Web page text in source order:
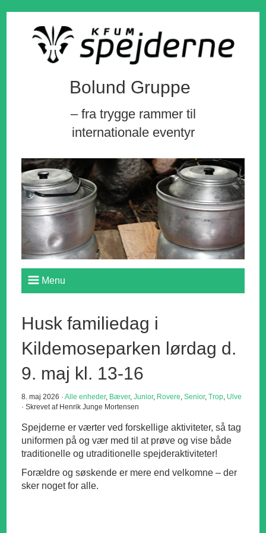
Bolund Gruppe
– fra trygge rammer til
internationale eventyr
Menu
Husk familiedag i
Kildemoseparken lørdag d.
9. maj kl. 13-16
8. maj 2026 ·Alle enheder, Bæver,Junior, Rovere,Senior,Trop, Ulve
· Skrevet af Henrik Junge Mortensen
Spejderne er værter ved forskellige aktiviteter, så tag
uniformen på og vær med til at prøve og vise både
traditionelle og utraditionelle spejderaktiviteter!
Forældre og søskende er mere end velkomne – der
sker noget for alle.